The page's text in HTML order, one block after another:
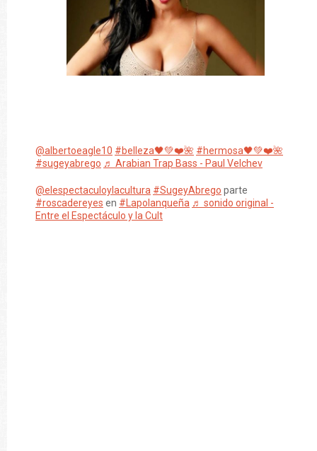
@albertoeagle10 #belleza🖤💚❤️🌺 #hermosa🖤💚❤️🌺
#sugeyabrego ♬ Arabian Trap Bass - Paul Velchev
@elespectaculoylacultura #SugeyAbrego parte
#roscadereyes en #Lapolanqueña ♬ sonido original -
Entre el Espectáculo y la Cult